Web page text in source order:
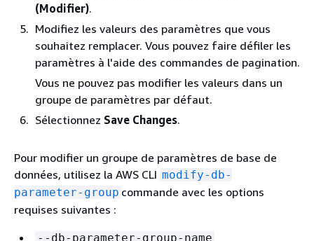
(Modifier).
Modifiez les valeurs des paramètres que vous
souhaitez remplacer. Vous pouvez faire défiler les
paramètres à l'aide des commandes de pagination.
Vous ne pouvez pas modifier les valeurs dans un
groupe de paramètres par défaut.
Sélectionnez Save Changes.
Pour modifier un groupe de paramètres de base de
données, utilisez la AWS CLI modify-db-
parameter-group commande avec les options
requises suivantes :
--db-parameter-group-name